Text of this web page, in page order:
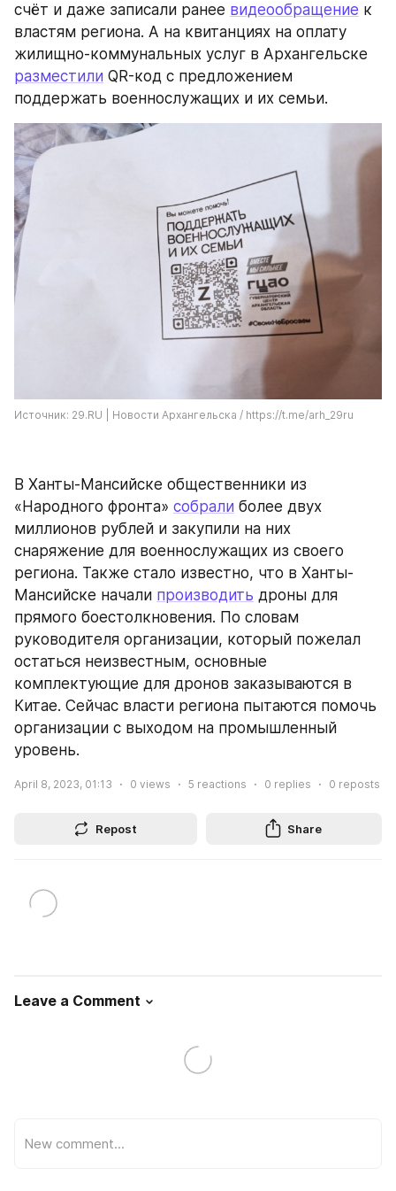
счёт и даже записали ранее видеообращение к
властям региона. А на квитанциях на оплату
разместили QR-код с предложением
поддержать военнослужащих и их семьи.
Источник: 29.RU | Новости Архангельска / https://t.me/arh_29ru
В Ханты-Мансийске общественники из
«Народного фронта» собрали более двух
миллионов рублей и закупили на них
снаряжение для военнослужащих из своего
региона. Также стало известно, что в Ханты-
Мансийске начали производить дроны для
прямого боестолкновения. По словам
руководителя организации, который пожелал
остаться неизвестным, основные
комплектующие для дронов заказываются в
Китае. Сейчас власти региона пытаются помочь
организации с выходом на промышленный
уровень.
April 8, 2023, 01:13 0 views 5 reactions 0 replies 0 reposts
Repost Share
Leave a Comment